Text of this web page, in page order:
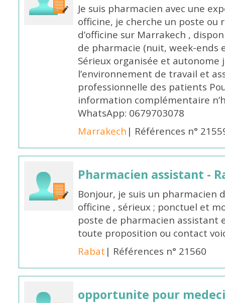
Je suis pharmacien avec une
officine, je cherche un poste
d’officine sur Marrakech ,
de pharmacie (nuit, week-ends
Sérieux organisée et autonome
l’environnement de travail et
professionnelle des patients
information complémentaire
WhatsApp: 0679703078
Marrakech | Références n°
Pharmacien assistant -
Bonjour, je suis un pharmacien
officine , sérieux ; ponctuel et
poste de pharmacien
toute proposition ou contact
Rabat | Références n° 21560
opportunite pour